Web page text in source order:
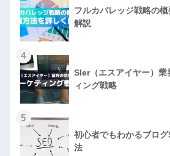
フルカバレッジ戦略の
解説
4
SIer（エスアイヤー）
ィング戦略
5
初心者でもわかるブロ
法